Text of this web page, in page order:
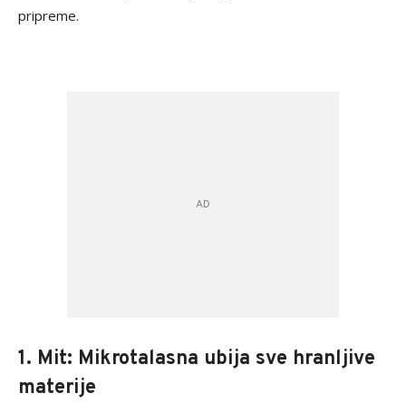
pripreme.
1. Mit: Mikrotalasna ubija sve hranljive
materije